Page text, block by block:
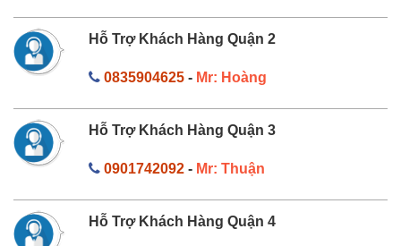
Hỗ Trợ Khách Hàng Quận 2
0835904625- Mr: Hoàng
Hỗ Trợ Khách Hàng Quận 3
0901742092- Mr: Thuận
Hỗ Trợ Khách Hàng Quận 4